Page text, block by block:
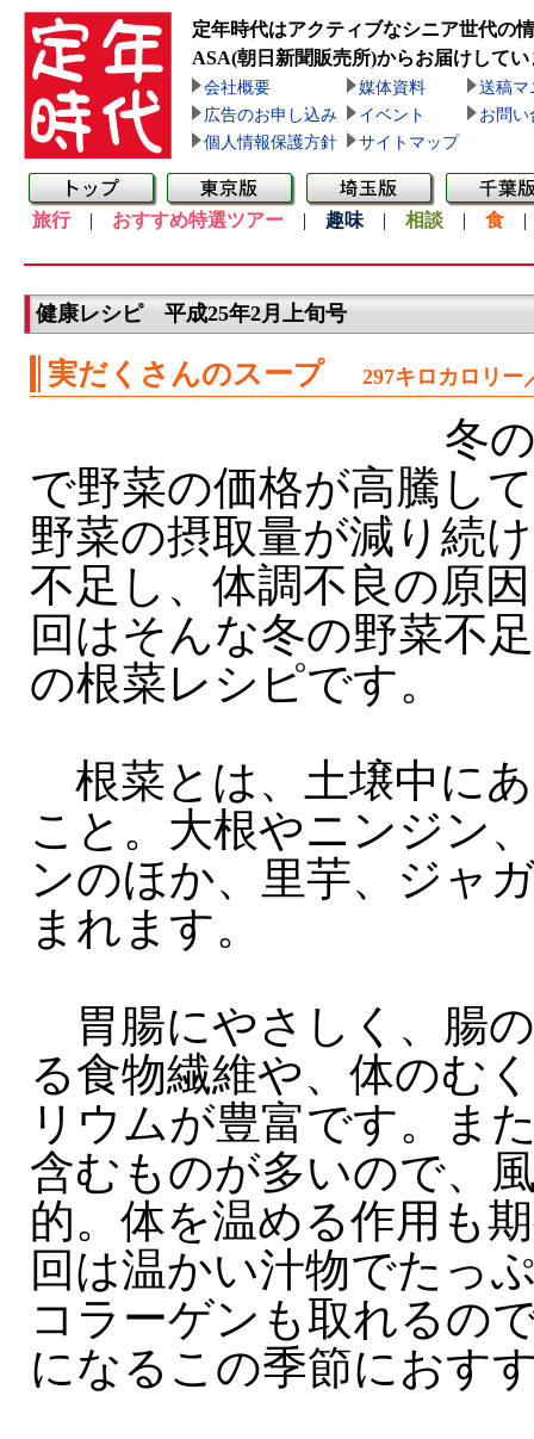
定年時代はアクティブなシニア世代の
ASA(朝日新聞販売所)からお届けしてい
会社概要 媒体資料
送稿マ
広告のお申し込み
イベント
お問い
個人情報保護方針
サイトマップ
旅行| おすすめ特選ツアー | 趣味 | 相談 | 食
健康レシピ 平成25年2月上旬号
実だくさんのスープ 297キロカロリー
冬の
で野菜の価格が高騰し
野菜の摂取量が減り続
不足し、体調不良の原
回はそんな冬の野菜不
の根菜レシピです。
根菜とは、土壌中に
こと。大根やニンジン
ンのほか、里芋、ジャ
まれます。
胃腸にやさしく、腸
る食物繊維や、体のむ
リウムが豊富です。ま
含むものが多いので、
的。体を温める作用も
回は温かい汁物でたっ
コラーゲンも取れるの
になるこの季節におす